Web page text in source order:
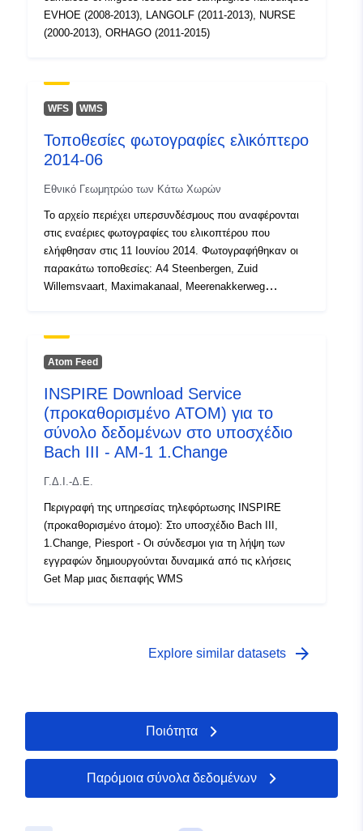
EVHOE (2008-2013), LANGOLF (2011-2013), NURSE
(2000-2013), ORHAGO (2011-2015)
WFS WMS
Τοποθεσίες φωτογραφίες ελικόπτερο
2014-06
Εθνικό Γεωμητρώο των Κάτω Χωρών
Το αρχείο περιέχει υπερσυνδέσμους που αναφέρονται
στις εναέριες φωτογραφίες του ελικοπτέρου που
ελήφθησαν στις 11 Ιουνίου 2014. Φωτογραφήθηκαν οι
παρακάτω τοποθεσίες: A4 Steenbergen, Zuid
Willemsvaart, Maximakanaal, Meerenakkerweg
Atom Feed
INSPIRE Download Service
(προκαθορισμένο ATOM) για το
σύνολο δεδομένων στο υποσχέδιο
Bach III - AM-1 1.Change
Γ.Δ.Ι.-Δ.Ε.
Περιγραφή της υπηρεσίας τηλεφόρτωσης INSPIRE
(προκαθορισμένο άτομο): Στο υποσχέδιο Bach III,
1.Change, Piesport - Οι σύνδεσμοι για τη λήψη των
εγγραφών δημιουργούνται δυναμικά από τις κλήσεις
Get Map μιας διεπαφής WMS
Explore similar datasets arrow_forward
Ποιότητα
Παρόμοια σύνολα δεδομένων